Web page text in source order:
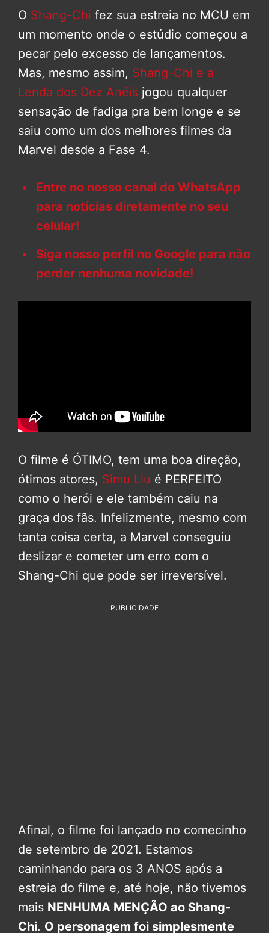
O Shang-Chi fez sua estreia no MCU em
um momento onde o estúdio começou a
pecar pelo excesso de lançamentos.
Mas, mesmo assim, Shang-Chi e a
Lenda dos Dez Anéis jogou qualquer
sensação de fadiga pra bem longe e se
saiu como um dos melhores filmes da
Marvel desde a Fase 4.
Entre no nosso canal do WhatsApp
para notícias diretamente no seu
celular!
Siga nosso perfil no Google para não
perder nenhuma novidade!
O filme é ÓTIMO, tem uma boa direção,
ótimos atores, Simu Liu é PERFEITO
como o herói e ele também caiu na
graça dos fãs. Infelizmente, mesmo com
tanta coisa certa, a Marvel conseguiu
deslizar e cometer um erro com o
Shang-Chi que pode ser irreversível.
PUBLICIDADE
Afinal, o filme foi lançado no comecinho
de setembro de 2021. Estamos
caminhando para os 3 ANOS após a
estreia do filme e, até hoje, não tivemos
mais NENHUMA MENÇÃO ao Shang-
Chi. O personagem foi simplesmente